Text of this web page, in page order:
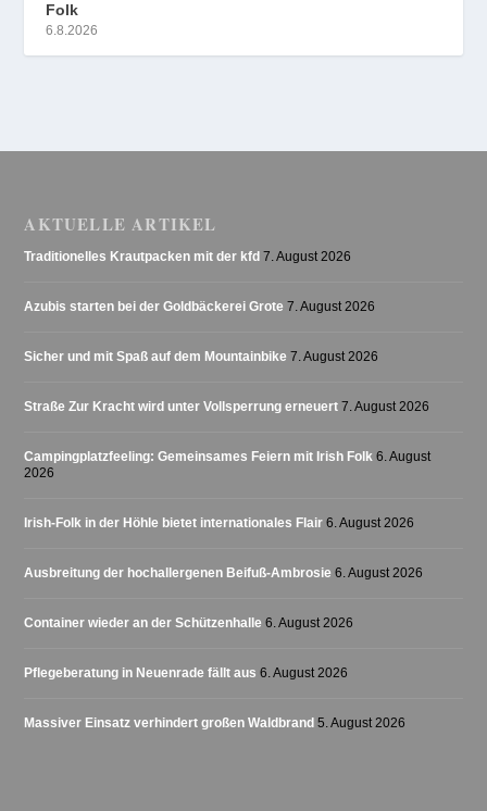
Folk
6.8.2026
AKTUELLE ARTIKEL
Traditionelles Krautpacken mit der kfd 7. August 2026
Azubis starten bei der Goldbäckerei Grote 7. August 2026
Sicher und mit Spaß auf dem Mountainbike 7. August 2026
Straße Zur Kracht wird unter Vollsperrung erneuert 7. August 2026
Campingplatzfeeling: Gemeinsames Feiern mit Irish Folk 6. August
2026
Irish-Folk in der Höhle bietet internationales Flair 6. August 2026
Ausbreitung der hochallergenen Beifuß-Ambrosie 6. August 2026
Container wieder an der Schützenhalle 6. August 2026
Pflegeberatung in Neuenrade fällt aus 6. August 2026
Massiver Einsatz verhindert großen Waldbrand 5. August 2026